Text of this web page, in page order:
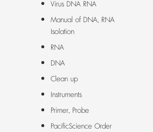
Virus DNA RNA
Manual of DNA, RNA
Isolation
RNA
DNA
Clean up
Instruments
Primer, Probe
PacificScience Order